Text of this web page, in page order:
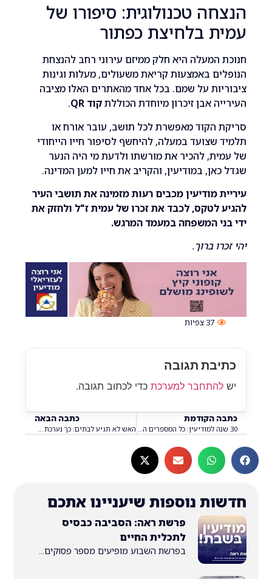
טכנולוגית: סיפורו של
בלחיצת כפתור
המעלה היא חלק ממיזם עירוני רחב להנצחת
באמצעות קריאת משעולים, מעלות וגינות
על שמם. בכל אחד מהאתרים האלו מציבה
אבן זיכרון מיוחדת הכוללתקוד QR
.
הקוד מאפשרת לכל תושב, עובר אורח או
שצועד במעלה, להיחשף לסיפור חייו הייחודי
להכיר את מורשתו ולדעת מי היה הנער
במודיעין, והקריב את חייו למען המדינה.
מודיעין מכבים רעות מזמינה את תושבי העיר
לטקס, לכבד את זכרו של עמית ז"ל ולחזק את
המשפחה במעמד המרגש.
ברוך.
תגובה
למערכתכדי לכתוב תגובה.
הקודמת
30 שנה למודיעין: כל המספרים המטורפים על העיר שכולנו גרים בה האש לא תגיע לבתים: כך נערכת מודיעין לעונת השרב – ומהו ה"נשק הסודי" שפועל בשטח?
נוספות שיעניינו אתכם
פרשת ראה: הסביבה כבסיס
לתכלית החיים
בפרשת השבוע מופיעים מספר פסוקים...